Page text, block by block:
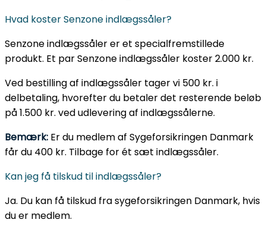
Hvad koster Senzone indlægssåler?
Senzone indlægssåler er et specialfremstillede
produkt. Et par Senzone indlægssåler koster 2.000 kr.
Ved bestilling af indlægssåler tager vi 500 kr. i
delbetaling, hvorefter du betaler det resterende beløb
på 1.500 kr. ved udlevering af indlægssålerne.
Bemærk: Er du medlem af Sygeforsikringen Danmark
får du 400 kr. Tilbage for ét sæt indlægssåler.
Kan jeg få tilskud til indlægssåler?
Ja. Du kan få tilskud fra sygeforsikringen Danmark, hvis
du er medlem.